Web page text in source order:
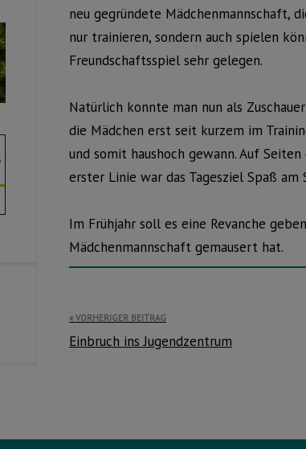
neu gegründete Mädchenmannschaft,
nur trainieren, sondern auch spielen
Freundschaftsspiel sehr gelegen.
Natürlich konnte man nun als
die Mädchen erst seit kurzem im
und somit haushoch gewann. Auf
erster Linie war das Tagesziel Spaß
Im Frühjahr soll es eine Revanche
Mädchenmannschaft gemausert hat.
Beitragsnavigation
VORHERIGER BEITRAG
Einbruch ins Jugendzentrum